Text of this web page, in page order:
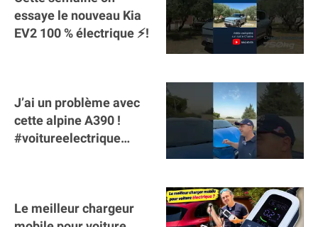
essaye le nouveau Kia
EV2 100 % électrique ⚡️!
J’ai un problème avec
cette alpine A390 !
#voitureelectrique
Le meilleur chargeur